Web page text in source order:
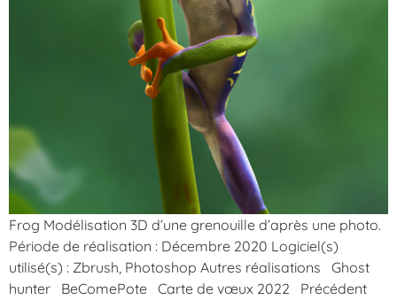
Frog Modélisation 3D d’une grenouille d’après une photo.
Période de réalisation : Décembre 2020 Logiciel(s)
utilisé(s) : Zbrush, Photoshop Autres réalisations Ghost
hunter BeComePote Carte de vœux 2022 Précédent